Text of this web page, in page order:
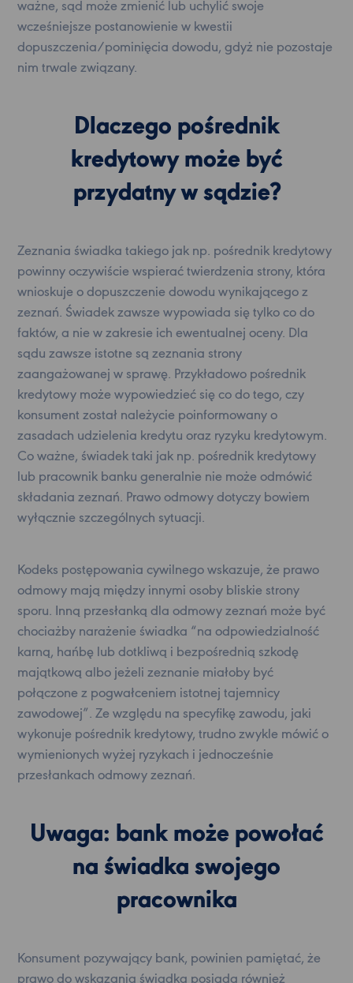
ważne, sąd może zmienić lub uchylić swoje
wcześniejsze postanowienie w kwestii
dopuszczenia/pominięcia dowodu, gdyż nie pozostaje
nim trwale związany.
Dlaczego pośrednik
kredytowy może być
przydatny w sądzie?
Zeznania świadka takiego jak np. pośrednik kredytowy
powinny oczywiście wspierać twierdzenia strony, która
wnioskuje o dopuszczenie dowodu wynikającego z
zeznań. Świadek zawsze wypowiada się tylko co do
faktów, a nie w zakresie ich ewentualnej oceny. Dla
sądu zawsze istotne są zeznania strony
zaangażowanej w sprawę. Przykładowo pośrednik
kredytowy może wypowiedzieć się co do tego, czy
konsument został należycie poinformowany o
zasadach udzielenia kredytu oraz ryzyku kredytowym.
Co ważne, świadek taki jak np. pośrednik kredytowy
lub pracownik banku generalnie nie może odmówić
składania zeznań. Prawo odmowy dotyczy bowiem
wyłącznie szczególnych sytuacji.
Kodeks postępowania cywilnego wskazuje, że prawo
odmowy mają między innymi osoby bliskie strony
sporu. Inną przesłanką dla odmowy zeznań może być
chociażby narażenie świadka “na odpowiedzialność
karną, hańbę lub dotkliwą i bezpośrednią szkodę
majątkową albo jeżeli zeznanie miałoby być
połączone z pogwałceniem istotnej tajemnicy
zawodowej”. Ze względu na specyfikę zawodu, jaki
wykonuje pośrednik kredytowy, trudno zwykle mówić o
wymienionych wyżej ryzykach i jednocześnie
przesłankach odmowy zeznań.
Uwaga: bank może powołać
na świadka swojego
pracownika
Konsument pozywający bank, powinien pamiętać, że
prawo do wskazania świadka posiada również